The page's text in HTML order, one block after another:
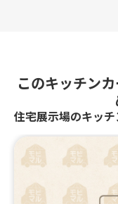
このキッチン
住宅展示場のキッ